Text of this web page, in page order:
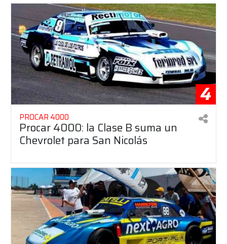
4
PROCAR 4000
Procar 4000: la Clase B suma un
Chevrolet para San Nicolás